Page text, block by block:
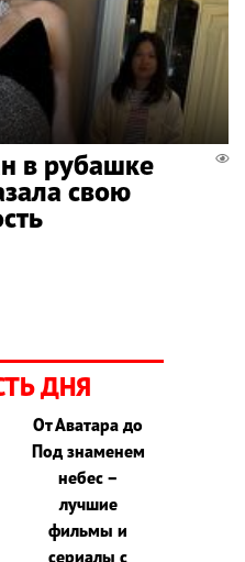
в рубашке
свою
ДНЯ
От Аватара до
Под знаменем
небес –
лучшие
фильмы и
сериалы с